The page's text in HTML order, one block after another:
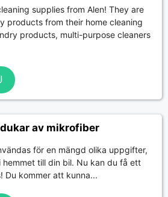
supplies from Alen! They are
products from their home cleaning
products, multi-purpose cleaners
av mikrofiber
för en mängd olika uppgifter,
till din bil. Nu kan du få ett
Du kommer att kunna...